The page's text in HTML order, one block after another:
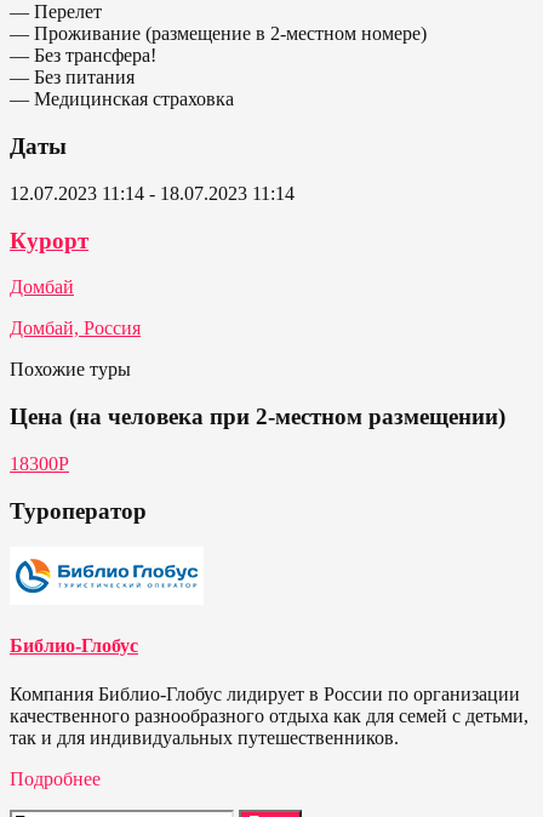
— Перелет
— Проживание (размещение в 2-местном номере)
— Без трансфера!
— Без питания
— Медицинская страховка
Даты
12.07.2023 11:14 - 18.07.2023 11:14
Курорт
Домбай
Домбай, Россия
Похожие туры
Цена (на человека при 2-местном размещении)
18300Р
Туроператор
Библио-Глобус
Компания Библио-Глобус лидирует в России по организации
качественного разнообразного отдыха как для семей с детьми,
так и для индивидуальных путешественников.
Подробнее